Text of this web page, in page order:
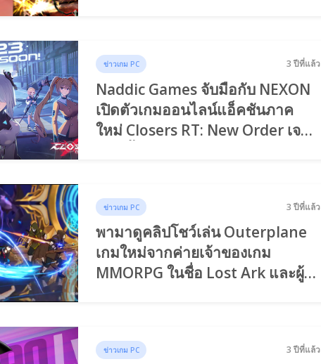
ข่าวเกม PC 3 ปีที่แล้ว
Naddic Games จับมือกับ NEXON
เปิดตัวเกมออนไลน์แอ็คชันภาค
ใหม่ Closers RT: New Order เจอ
ข่าวเกม PC 3 ปีที่แล้ว
พามาดูคลิปโชว์เล่น Outerplane
เกมใหม่จากค่ายเจ้าของเกม
MMORPG ในชื่อ Lost Ark และผู้
ข่าวเกม PC 3 ปีที่แล้ว